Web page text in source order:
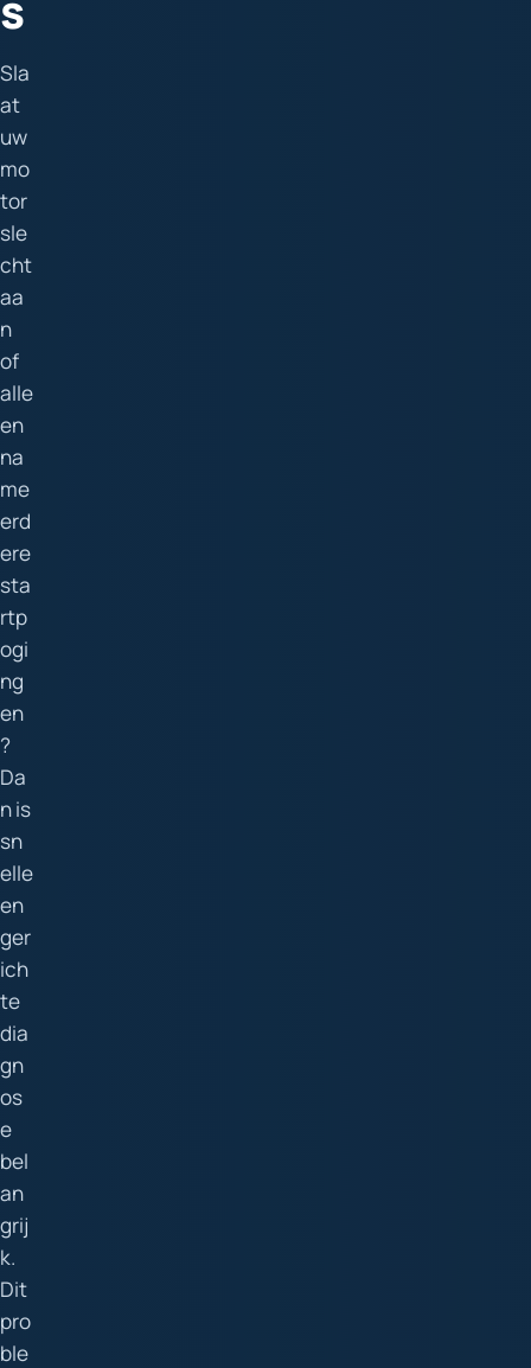
Sla
at
uw
mo
tor
sle
cht
aa
n
of
alle
en
na
me
erd
ere
sta
rtp
ogi
ng
en
?
Da
n is
sn
elle
en
ger
ich
te
dia
gn
os
e
bel
an
grij
k.
Dit
pro
ble